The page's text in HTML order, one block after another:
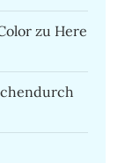
zu Here